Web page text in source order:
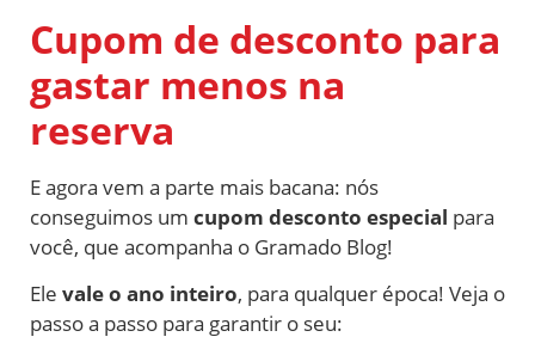
Cupom de desconto para
gastar menos na
reserva
E agora vem a parte mais bacana: nós
conseguimos um cupom desconto especial para
você, que acompanha o Gramado Blog!
Ele vale o ano inteiro, para qualquer época! Veja o
passo a passo para garantir o seu: